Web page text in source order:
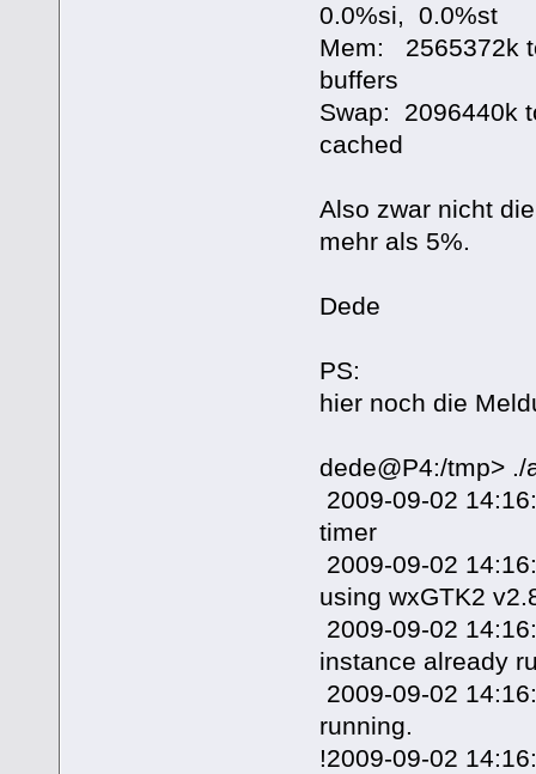
0.0%si, 0.0%st
Mem: 2565372k
buffers
Swap:
cached
Also zwar nicht
mehr als 5%.
Dede
PS:
hier noch die
dede@P4:/tmp> ./
2009-09-02
timer
2009-09-02
using wxGTK2
2009-09-02
instance already
2009-09-02
running.
!2009-09-02